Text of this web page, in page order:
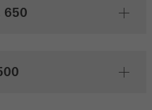
650strávenej dobe a